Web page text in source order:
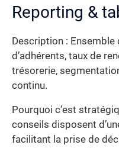
Reporting &
Description : Ensemble
d’adhérents, taux de
trésorerie,
continu.
Pourquoi c’est
conseils disposent
facilitant la prise de